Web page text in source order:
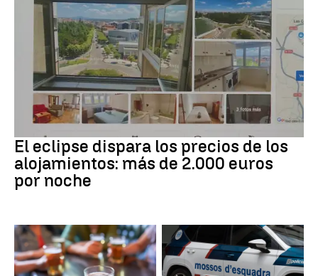
Eclipse solar
El eclipse dispara los precios de los
alojamientos: más de 2.000 euros
por noche